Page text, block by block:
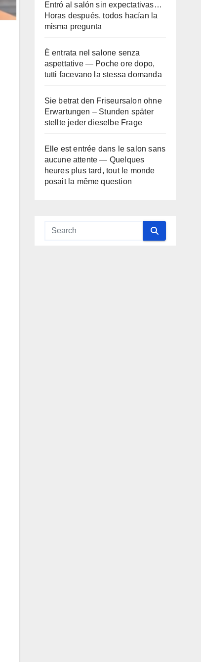
Entró al salón sin expectativas…
Horas después, todos hacían la
misma pregunta
È entrata nel salone senza
aspettative — Poche ore dopo,
tutti facevano la stessa domanda
Sie betrat den Friseursalon ohne
Erwartungen – Stunden später
stellte jeder dieselbe Frage
Elle est entrée dans le salon sans
aucune attente — Quelques
heures plus tard, tout le monde
posait la même question